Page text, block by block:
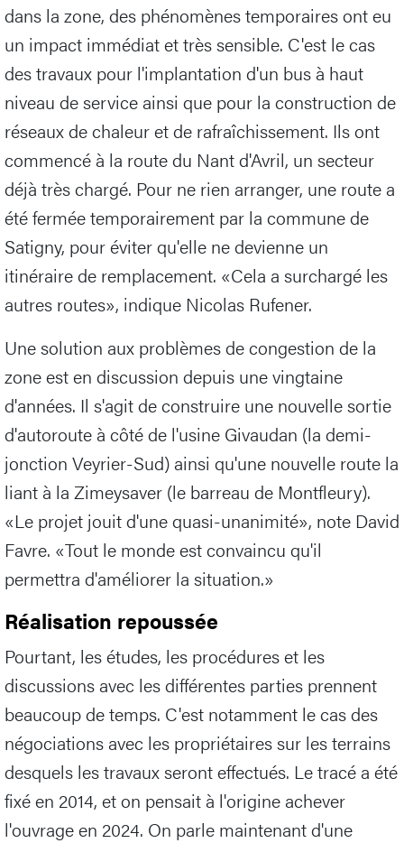
dans la zone, des phénomènes temporaires ont eu
un impact immédiat et très sensible. C'est le cas
des travaux pour l'implantation d'un bus à haut
niveau de service ainsi que pour la construction de
réseaux de chaleur et de rafraîchissement. Ils ont
commencé à la route du Nant d'Avril, un secteur
déjà très chargé. Pour ne rien arranger, une route a
été fermée temporairement par la commune de
Satigny, pour éviter qu'elle ne devienne un
itinéraire de remplacement. «Cela a surchargé les
autres routes», indique Nicolas Rufener.
Une solution aux problèmes de congestion de la
zone est en discussion depuis une vingtaine
d'années. Il s'agit de construire une nouvelle sortie
d'autoroute à côté de l'usine Givaudan (la demi-
jonction Veyrier-Sud) ainsi qu'une nouvelle route la
liant à la Zimeysaver (le barreau de Montfleury).
«Le projet jouit d'une quasi-unanimité», note David
Favre. «Tout le monde est convaincu qu'il
permettra d'améliorer la situation.»
Réalisation repoussée
Pourtant, les études, les procédures et les
discussions avec les différentes parties prennent
beaucoup de temps. C'est notamment le cas des
négociations avec les propriétaires sur les terrains
desquels les travaux seront effectués. Le tracé a été
fixé en 2014, et on pensait à l'origine achever
l'ouvrage en 2024. On parle maintenant d'une